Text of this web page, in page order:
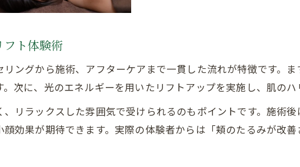
口コミで話題の光糸リフトエステの実力
サロン選びに役立つ光糸リフトの評判
光糸リフト口コミから見るエステの特徴
光糸リフト体験者の声に学ぶ成功ポイ
ダウンタイム少なめ光糸リフトで透明感アッ
ト体験術
ングから施術、アフターケアまで一貫した流れが特徴です。
次に、光のエネルギーを用いたリフトアップを実施し、肌のハ
リラックスした雰囲気で受けられるのもポイントです。施術
効果が期待できます。実際の体験者からは「頬のたるみが改